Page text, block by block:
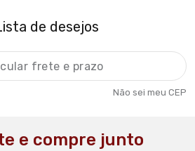
de desejos
Não sei meu CEP
e compre junto